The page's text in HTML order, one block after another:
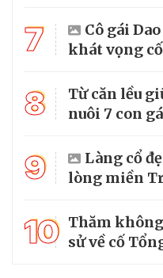
7
Cô gái
khát vọng
8
Từ căn lều
nuôi 7 con
9
Làng cổ
lòng miền
10 Thăm
sử về cố